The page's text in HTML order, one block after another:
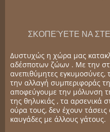
ΣΚΟΠΕΎΕΤΕ ΝΑ
Δυστυχώς η χώρα μας
αδέσποτων ζώων . Με την
ανεπιθύμητες
την αλλαγή συμπεριφοράς
αποφεύγουμε την μόλυνση
της θηλυκιάς , τα αρσενικά
ούρα τους, δεν έχουν
καυγάδες με άλλους γάτους.